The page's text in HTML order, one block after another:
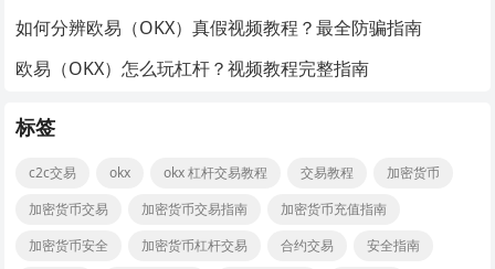
如何分辨欧易（OKX）真假视频教程？最全防骗指南
欧易（OKX）怎么玩杠杆？视频教程完整指南
标签
c2c交易 okx okx 杠杆交易教程 交易教程
加密货币
加密货币交易
加密货币交易指南
加密货币充值指南
加密货币安全
加密货币杠杆交易 合约交易
安全指南